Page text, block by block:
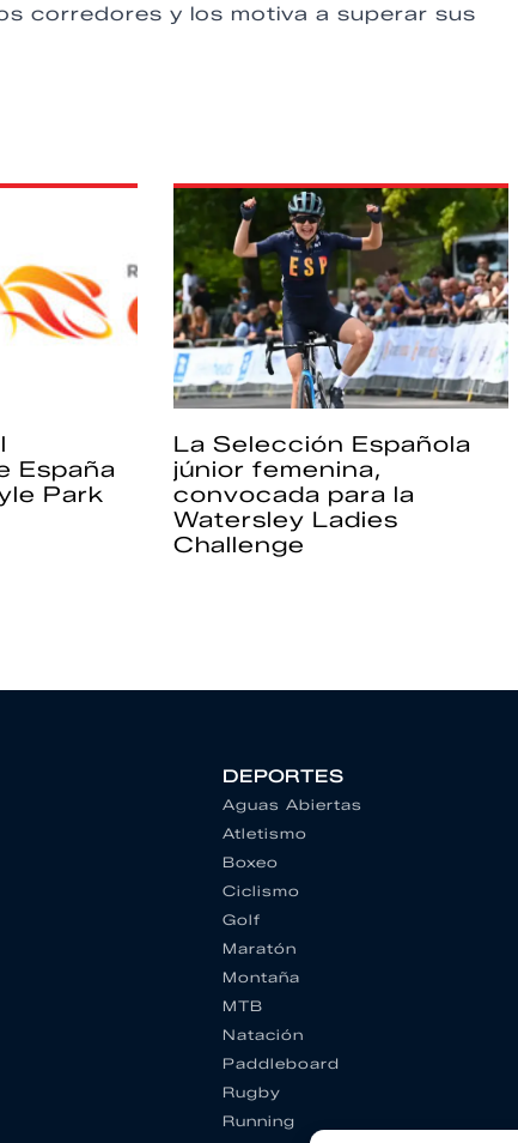
corredores y los motiva a superar sus
España
Park
La Selección Española
júnior femenina,
convocada para la
Watersley Ladies
Challenge
DEPORTES
Aguas Abiertas
Atletismo
Boxeo
Ciclismo
Golf
Maratón
Montaña
MTB
Natación
Paddleboard
Rugby
Running